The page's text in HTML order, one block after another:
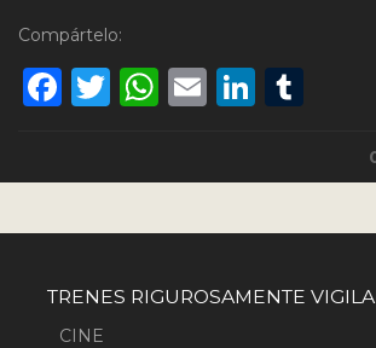
Compártelo:
Facebook
Twitter
WhatsApp
Email
TRENES RIGUROSAMENTE
CINE